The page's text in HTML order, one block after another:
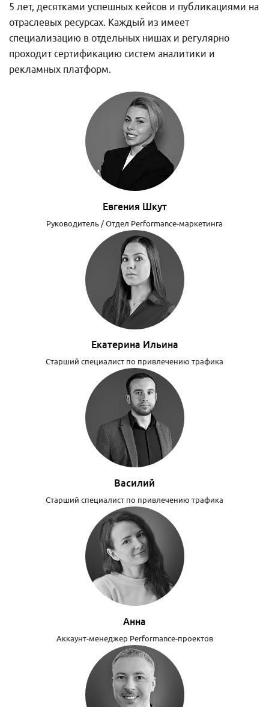
5 лет, десятками успешных кейсов и публикациями на
отраслевых ресурсах. Каждый из имеет
специализацию в отдельных нишах и регулярно
проходит сертификацию систем аналитики и
рекламных платформ.
Евгения Шкут
Руководитель / Отдел Performance-маркетинга
Екатерина Ильина
Старший специалист по привлечению трафика
Василий
Старший специалист по привлечению трафика
Анна
Аккаунт-менеджер Performance-проектов